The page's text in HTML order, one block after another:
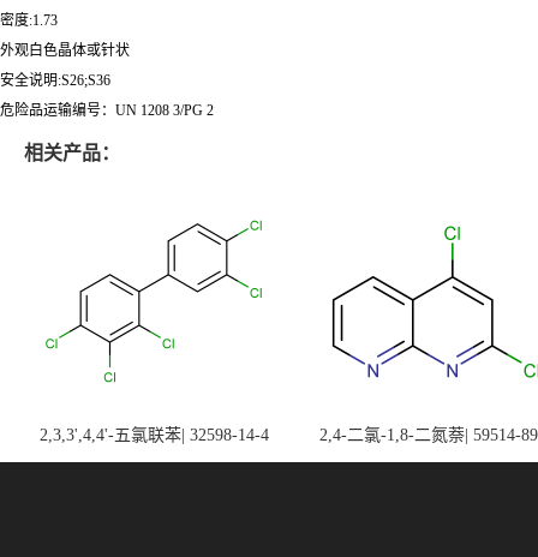
密度:1.73
外观白色晶体或针状
安全说明:S26;S36
危险品运输编号：UN 1208 3/PG 2
相关产品：
2,3,3',4,4'-五氯联苯| 32598-14-4 2,4-二氯-1,8-二氮萘| 59514-